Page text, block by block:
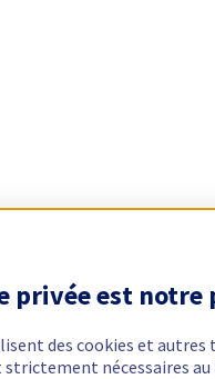
privée est
des cookies et autres
nécessaires